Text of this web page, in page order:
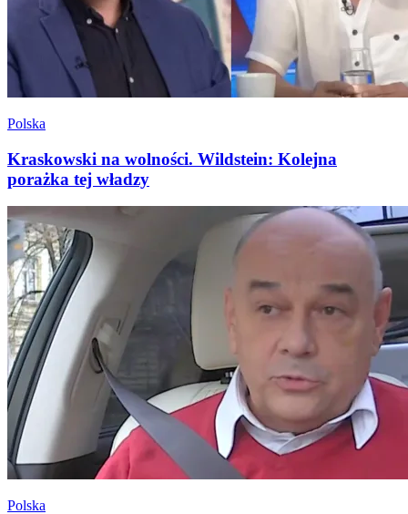
Polska
Kraskowski na wolności. Wildstein: Kolejna
porażka tej władzy
Polska